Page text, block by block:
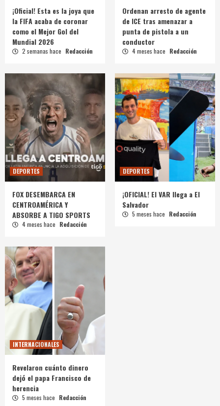
¡Oficial! Esta es la joya que
la FIFA acaba de coronar
como el Mejor Gol del
Mundial 2026
2 semanas hace Redacción
Ordenan arresto de agente
de ICE tras amenazar a
punta de pistola a un
conductor
4 meses hace Redacción
DEPORTES
FOX DESEMBARCA EN
CENTROAMÉRICA Y
ABSORBE A TIGO SPORTS
4 meses hace Redacción
DEPORTES
¡OFICIAL! El VAR llega a El
Salvador
5 meses hace Redacción
INTERNACIONALES
Revelaron cuánto dinero
dejó el papa Francisco de
herencia
5 meses hace Redacción